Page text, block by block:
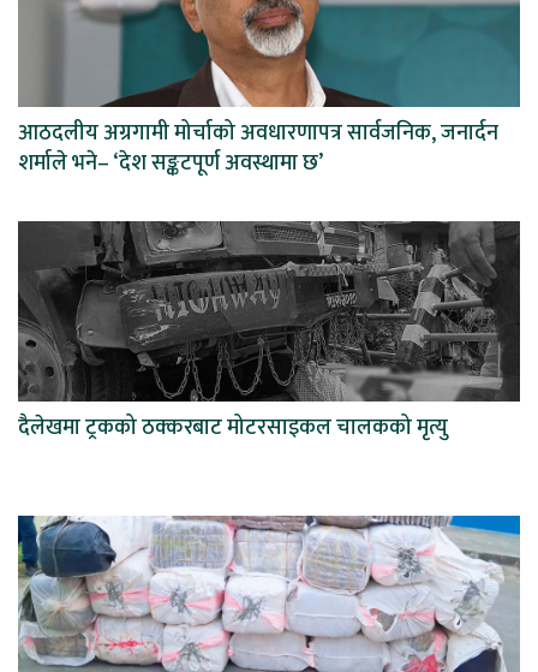
आठदलीय अग्रगामी मोर्चाको अवधारणापत्र सार्वजनिक, जनार्दन
शर्माले भने– ‘देश सङ्कटपूर्ण अवस्थामा छ’
दैलेखमा ट्रकको ठक्करबाट मोटरसाइकल चालकको मृत्यु